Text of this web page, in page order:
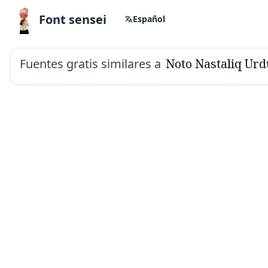
Font sensei Español
Fuentes gratis similares a Noto Nastaliq